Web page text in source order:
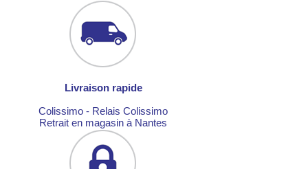
Livraison rapide
Colissimo - Relais Colissimo
Retrait en magasin à Nantes